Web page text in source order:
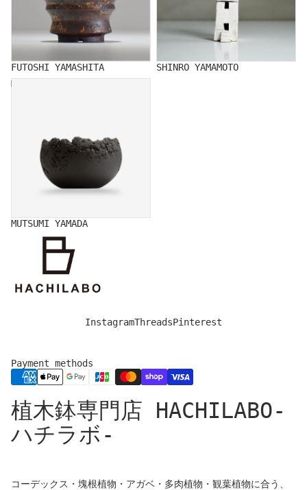
FUTOSHI YAMASHITA
SHINRO YAMAMOTO
MUTSUMI YAMADA
MUTSUMI YAMADA
InstagramThreadsPinterest
Payment methods
植木鉢専門店 HACHILABO-
ハチラボ-
コーデックス・塊根植物・アガベ・多肉植物・観葉植物に合う、
Privacy policy
Legal notice
Refund policy
Shipping policy
Cancellation policy